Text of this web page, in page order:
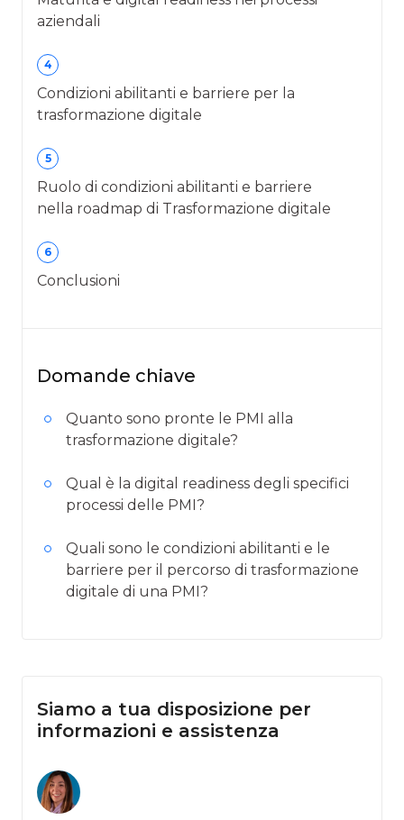
aziendali
4
Condizioni abilitanti e barriere per la
trasformazione digitale
5
Ruolo di condizioni abilitanti e barriere
nella roadmap di Trasformazione digitale
6
Conclusioni
Domande chiave
Quanto sono pronte le PMI alla
trasformazione digitale?
Qual è la digital readiness degli specifici
processi delle PMI?
Quali sono le condizioni abilitanti e le
barriere per il percorso di trasformazione
digitale di una PMI?
Siamo a tua disposizione per
informazioni e assistenza